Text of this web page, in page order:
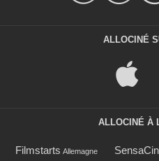
ALLOCINÉ
ALLOCINÉ À
Filmstarts Allemagne